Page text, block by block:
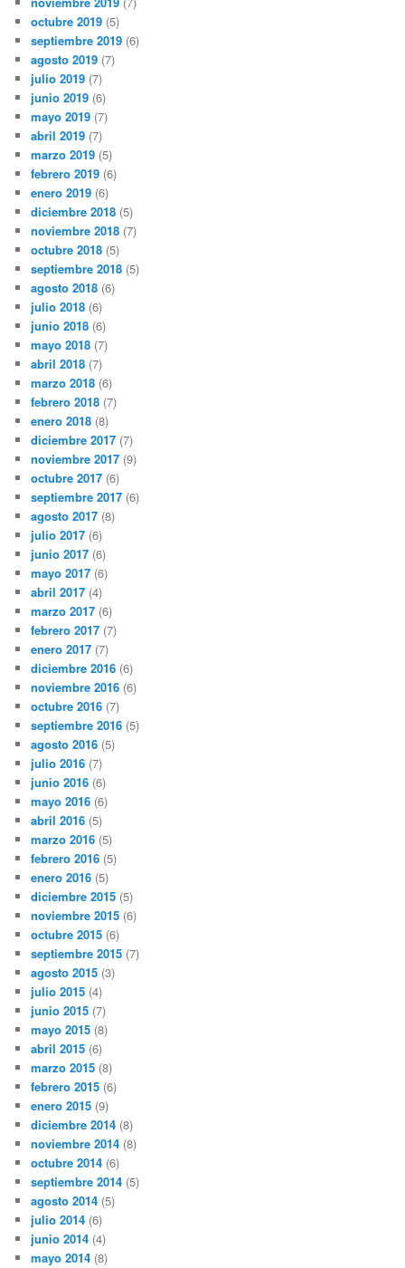
octubre 2019 (5)
septiembre 2019 (6)
agosto 2019 (7)
julio 2019 (7)
junio 2019 (6)
mayo 2019 (7)
abril 2019 (7)
marzo 2019 (5)
febrero 2019 (6)
enero 2019 (6)
diciembre 2018 (5)
noviembre 2018 (7)
octubre 2018 (5)
septiembre 2018 (5)
agosto 2018 (6)
julio 2018 (6)
junio 2018 (6)
mayo 2018 (7)
abril 2018 (7)
marzo 2018 (6)
febrero 2018 (7)
enero 2018 (8)
diciembre 2017 (7)
noviembre 2017 (9)
octubre 2017 (6)
septiembre 2017 (6)
agosto 2017 (8)
julio 2017 (6)
junio 2017 (6)
mayo 2017 (6)
abril 2017 (4)
marzo 2017 (6)
febrero 2017 (7)
enero 2017 (7)
diciembre 2016 (6)
noviembre 2016 (6)
octubre 2016 (7)
septiembre 2016 (5)
agosto 2016 (5)
julio 2016 (7)
junio 2016 (6)
mayo 2016 (6)
abril 2016 (5)
marzo 2016 (5)
febrero 2016 (5)
enero 2016 (5)
diciembre 2015 (5)
noviembre 2015 (6)
octubre 2015 (6)
septiembre 2015 (7)
agosto 2015 (3)
julio 2015 (4)
junio 2015 (7)
mayo 2015 (8)
abril 2015 (6)
marzo 2015 (8)
febrero 2015 (6)
enero 2015 (9)
diciembre 2014 (8)
noviembre 2014 (8)
octubre 2014 (6)
septiembre 2014 (5)
agosto 2014 (5)
julio 2014 (6)
junio 2014 (4)
mayo 2014 (8)